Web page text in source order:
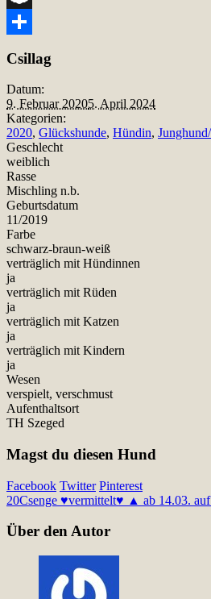
Snapchat
Csillag
Datum:
9. Februar 20205. April 2024
Kategorien:
2020, Glückshunde, Hündin,
Geschlecht
weiblich
Rasse
Mischling n.b.
Geburtsdatum
11/2019
Farbe
schwarz-braun-weiß
verträglich mit Hündinnen
ja
verträglich mit Rüden
ja
verträglich mit Katzen
ja
verträglich mit Kindern
ja
Wesen
verspielt, verschmust
Aufenthaltsort
TH Szeged
Magst du diesen Hund
Facebook Twitter Pinterest
20Csenge ♥vermittelt♥ ▲ ab 14.03.
Über den Autor